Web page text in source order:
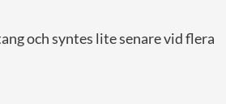
och syntes lite senare vid flera